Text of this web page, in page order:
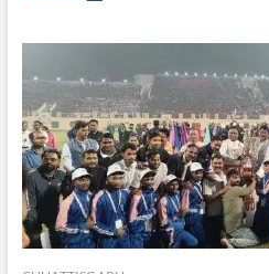
4
प्रबंधक
निलंबित